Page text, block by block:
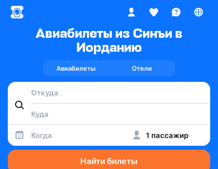
Авиабилеты из Синъи в
Иорданию
Авиабилеты Отели
Когда 1 пассажир
Найти билеты